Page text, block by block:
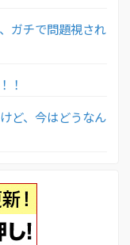
ガチで問題視され
！
ど、今はどうなん